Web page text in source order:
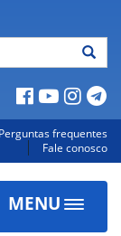
Perguntas frequentes
Fale conosco
MENU
Toggle